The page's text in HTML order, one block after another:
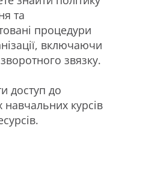
та
процедури
включаючи
звязку.
доступ до
навчальних курсів